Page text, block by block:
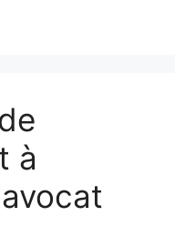
à